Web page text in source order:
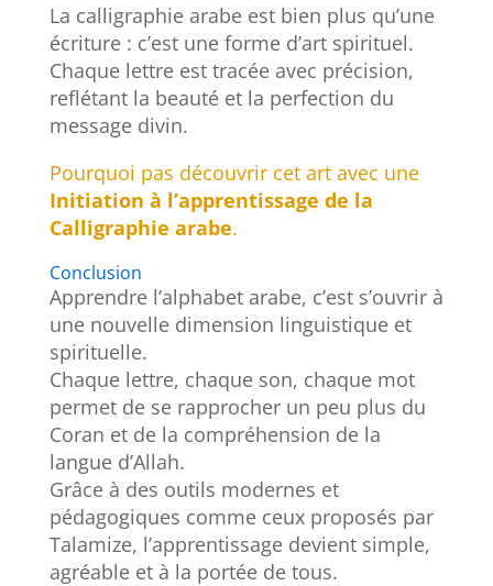
La calligraphie arabe est bien plus qu’une
écriture : c’est une forme d’art spirituel.
Chaque lettre est tracée avec précision,
reflétant la beauté et la perfection du
message divin.
Pourquoi pas découvrir cet art avec une
Initiation à l’apprentissage de la
Calligraphie arabe.
Conclusion
Apprendre l’alphabet arabe, c’est s’ouvrir à
une nouvelle dimension linguistique et
spirituelle.
Chaque lettre, chaque son, chaque mot
permet de se rapprocher un peu plus du
Coran et de la compréhension de la
langue d’Allah.
Grâce à des outils modernes et
pédagogiques comme ceux proposés par
Talamize, l’apprentissage devient simple,
agréable et à la portée de tous.